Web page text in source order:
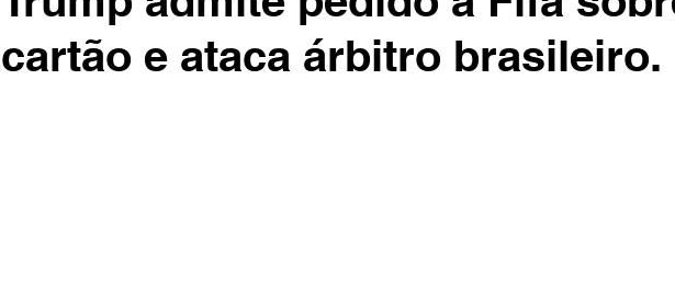
Tecnologia Educação Influencer Luto Artista Seleção
cartão e ataca árbitro brasileiro.